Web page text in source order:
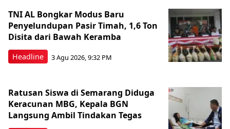
Headline
TNI AL Bongkar Modus Baru
Penyelundupan Pasir Timah, 1,6 Ton
Disita dari Bawah Keramba
3 Agu 2026, 9:32 PM
Ratusan Siswa di Semarang Diduga
Keracunan MBG, Kepala BGN
Langsung Ambil Tindakan Tegas